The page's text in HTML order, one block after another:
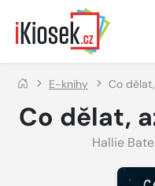
Přejít na hlavní obsah
E-knihy Co
Co dělat,
Hallie